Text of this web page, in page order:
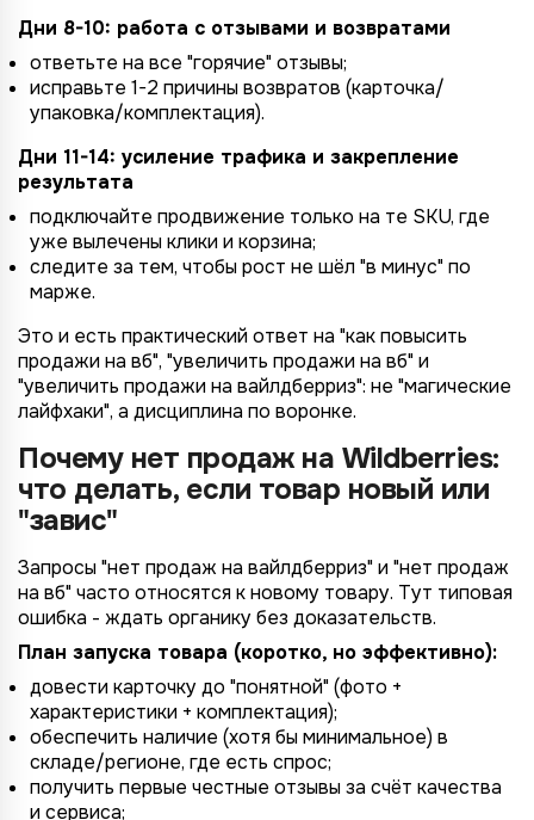
Дни 8-10: работа с отзывами и возвратами
ответьте на все "горячие" отзывы;
исправьте 1-2 причины возвратов (карточка/
упаковка/комплектация).
Дни 11-14: усиление трафика и закрепление
результата
подключайте продвижение только на те SKU, где
уже вылечены клики и корзина;
следите за тем, чтобы рост не шёл "в минус" по
марже.
Это и есть практический ответ на "как повысить
продажи на вб", "увеличить продажи на вб" и
"увеличить продажи на вайлдберриз": не "магические
лайфхаки", а дисциплина по воронке.
Почему нет продаж на Wildberries:
что делать, если товар новый или
"завис"
Запросы "нет продаж на вайлдберриз" и "нет продаж
на вб" часто относятся к новому товару. Тут типовая
ошибка - ждать органику без доказательств.
План запуска товара (коротко, но эффективно):
довести карточку до "понятной" (фото +
характеристики + комплектация);
обеспечить наличие (хотя бы минимальное) в
складе/регионе, где есть спрос;
получить первые честные отзывы за счёт качества
и сервиса;